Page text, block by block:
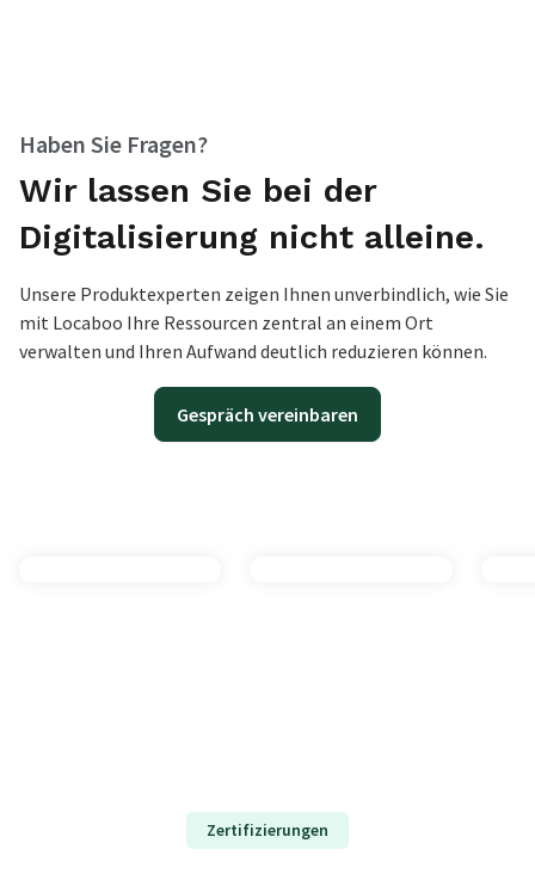
Haben Sie Fragen?
Wir lassen Sie bei der
Digitalisierung nicht alleine.
Unsere Produktexperten zeigen Ihnen unverbindlich, wie Sie
mit Locaboo Ihre Ressourcen zentral an einem Ort
verwalten und Ihren Aufwand deutlich reduzieren können.
Gespräch vereinbaren
Zertifizierungen